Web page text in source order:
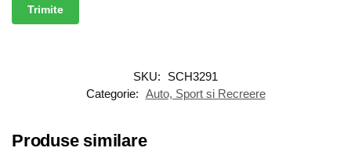
SKU:
SCH3291
Categorie: Auto, Sport si Recreere
Produse similare